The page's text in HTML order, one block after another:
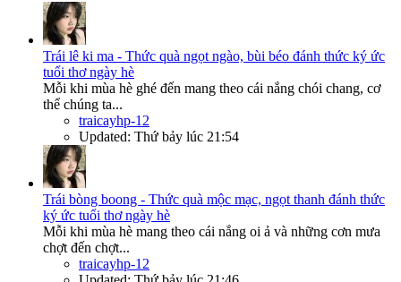
Trái lê ki ma - Thức quà ngọt ngào, bùi béo đánh thức ký ức
tuổi thơ ngày hè
Mỗi khi mùa hè ghé đến mang theo cái nắng chói chang, cơ
thể chúng ta...
traicayhp-12
Updated: Thứ bảy lúc 21:54
Trái bòng boong - Thức quà mộc mạc, ngọt thanh đánh thức
ký ức tuổi thơ ngày hè
Mỗi khi mùa hè mang theo cái nắng oi ả và những cơn mưa
chợt đến chợt...
traicayhp-12